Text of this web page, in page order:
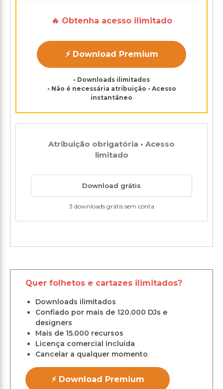
🔥 Obtenha acesso ilimitado
⚡ Download Premium
• Downloads ilimitados
• Não é necessária atribuição • Acesso
instantâneo
Atribuição obrigatória • Acesso
limitado
Download grátis
3 downloads grátis sem conta
Quer folhetos e cartazes ilimitados?
Downloads ilimitados
Confiado por mais de 120.000 DJs e
designers
Mais de 15.000 recursos
Licença comercial incluída
Cancelar a qualquer momento
⚡ Download Premium